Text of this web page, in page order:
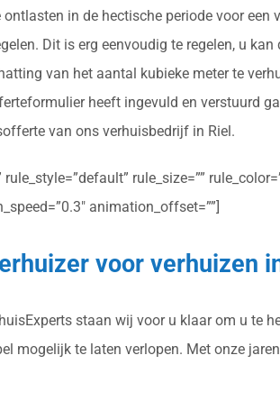
in de hectische periode voor
Dit is erg eenvoudig te regelen, u
van het aantal kubieke meter te
heeft ingevuld en verstuurd
van ons verhuisbedrijf in Riel.
rule_size=””
animation_offset=””]
voor verhuizen
staan wij voor u klaar om u te
mogelijk te laten verlopen. Met onze